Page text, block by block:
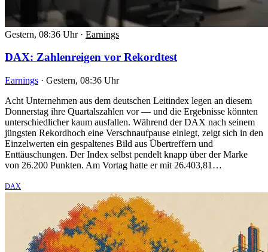
Gestern, 08:36 Uhr · Earnings
DAX: Zahlenreigen vor Rekordtest
Earnings · Gestern, 08:36 Uhr
Acht Unternehmen aus dem deutschen Leitindex legen an diesem
Donnerstag ihre Quartalszahlen vor — und die Ergebnisse könnten
unterschiedlicher kaum ausfallen. Während der DAX nach seinem
jüngsten Rekordhoch eine Verschnaufpause einlegt, zeigt sich in den
Einzelwerten ein gespaltenes Bild aus Übertreffern und
Enttäuschungen. Der Index selbst pendelt knapp über der Marke
von 26.200 Punkten. Am Vortag hatte er mit 26.403,81…
DAX